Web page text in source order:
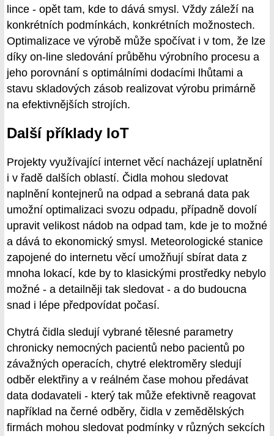
lince - opět tam, kde to dává smysl. Vždy záleží na
konkrétních podmínkách, konkrétních možnostech.
Optimalizace ve výrobě může spočívat i v tom, že lze
díky on-line sledování průběhu výrobního procesu a
jeho porovnání s optimálními dodacími lhůtami a
stavu skladových zásob realizovat výrobu primárně
na efektivnějších strojích.
Další příklady IoT
Projekty využívající internet věcí nacházejí uplatnění
i v řadě dalších oblastí. Čidla mohou sledovat
naplnění kontejnerů na odpad a sebraná data pak
umožní optimalizaci svozu odpadu, případně dovolí
upravit velikost nádob na odpad tam, kde je to možné
a dává to ekonomický smysl. Meteorologické stanice
zapojené do internetu věcí umožňují sbírat data z
mnoha lokací, kde by to klasickými prostředky nebylo
možné - a detailněji tak sledovat - a do budoucna
snad i lépe předpovídat počasí.
Chytrá čidla sledují vybrané tělesné parametry
chronicky nemocných pacientů nebo pacientů po
závažných operacích, chytré elektroměry sledují
odběr elektřiny a v reálném čase mohou předávat
data dodavateli - který tak může efektivně reagovat
například na černé odběry, čidla v zemědělských
firmách mohou sledovat podmínky v různých sekcích